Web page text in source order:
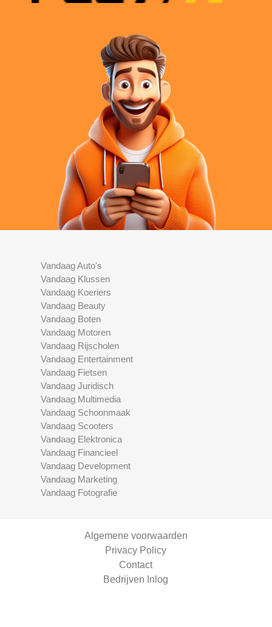
Vandaag Auto's
Vandaag Klussen
Vandaag Koeriers
Vandaag Beauty
Vandaag Boten
Vandaag Motoren
Vandaag Rijscholen
Vandaag Entertainment
Vandaag Fietsen
Vandaag Juridisch
Vandaag Multimedia
Vandaag Schoonmaak
Vandaag Scooters
Vandaag Elektronica
Vandaag Financieel
Vandaag Development
Vandaag Marketing
Vandaag Fotografie
Algemene voorwaarden
Privacy Policy
Contact
Bedrijven Inlog